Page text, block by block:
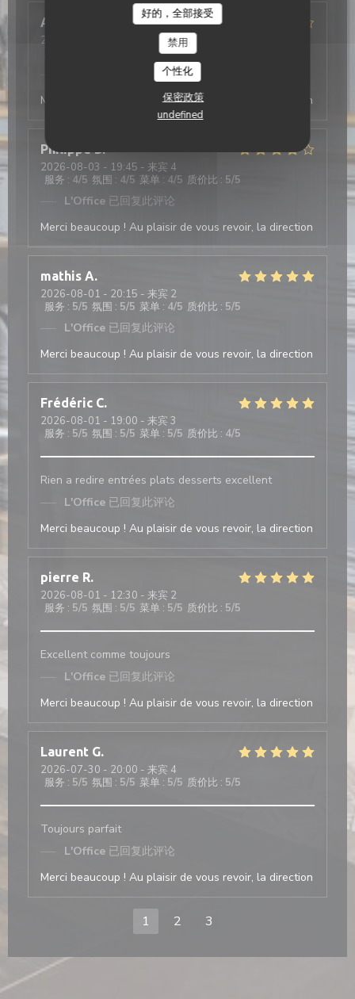
好的，全部接受
禁用
个性化
保密政策
undefined
Antonio
2026-08-03
- 19:30 - 来宾 2
菜单:5/5 质价比
已回复此评论
Merci beaucoup ! Au plaisir de vous revoir, la direction
Philippe D
2026-08-03 - 19:45 - 来宾 4
服务 : 4/5 氛围 : 4/5 菜单 : 4/5 质价比 : 5/5
L'Office 已回复此评论
Merci beaucoup ! Au plaisir de vous revoir, la direction
mathis A
2026-08-01 - 20:15 - 来宾 2
服务 : 5/5 氛围 : 5/5 菜单 : 4/5 质价比 : 5/5
L'Office 已回复此评论
Merci beaucoup ! Au plaisir de vous revoir, la direction
Frédéric C
2026-08-01 - 19:00 - 来宾 3
服务 : 5/5 氛围 : 5/5 菜单 : 5/5 质价比 : 4/5
Rien a redire entrées plats desserts excellent
L'Office 已回复此评论
Merci beaucoup ! Au plaisir de vous revoir, la direction
pierre R
2026-08-01 - 12:30 - 来宾 2
服务 : 5/5 氛围 : 5/5 菜单 : 5/5 质价比 : 5/5
Excellent comme toujours
L'Office 已回复此评论
Merci beaucoup ! Au plaisir de vous revoir, la direction
Laurent G
2026-07-30 - 20:00 - 来宾 4
服务 : 5/5 氛围 : 5/5 菜单 : 5/5 质价比 : 5/5
Toujours parfait
L'Office 已回复此评论
Merci beaucoup ! Au plaisir de vous revoir, la direction
1 2 3